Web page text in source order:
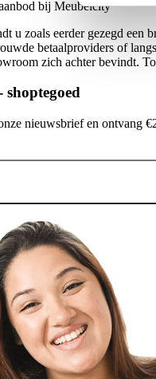
bij Meubelcity
u zoals eerder gezegd een
betaalproviders of
zich achter bevindt.
shoptegoed
nieuwsbrief en ontvang